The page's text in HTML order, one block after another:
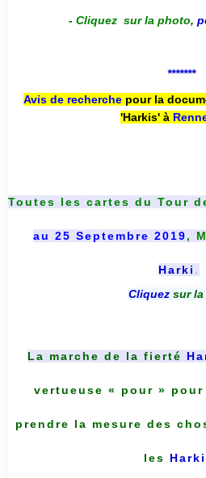
- Cliquez sur la photo,
*******
Avis de recherche pour la
'Harkis' à
Toutes les cartes du Tour
au 25 Septembre 2019,
Harki
Cliquez sur la
La marche de la fierté
vertueuse « pour »
prendre la mesure des
les